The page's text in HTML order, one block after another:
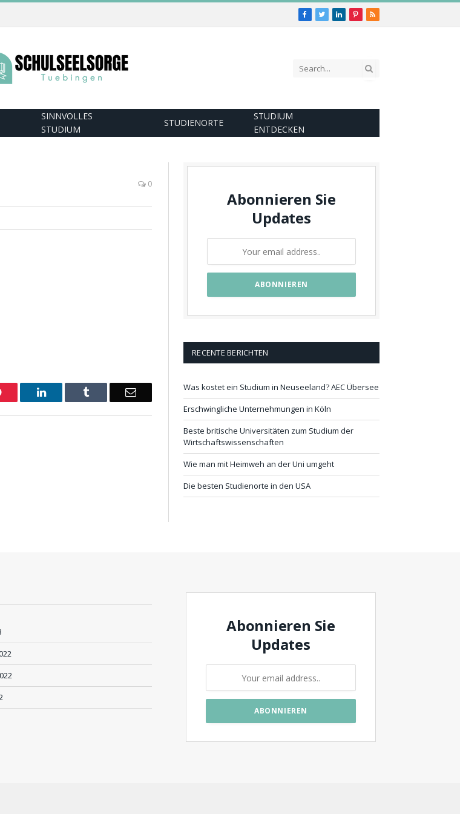
Facebook
TwitterLinkedInPinterest
RSS
SINNVOLLES
STUDIUM
STUDIENORTE
STUDIUM
ENTDECKEN
0
Pinterest LinkedIn Tumblr Email
Abonnieren Sie
Updates
RECENTE BERICHTEN
Was kostet ein Studium in Neuseeland? AEC Übersee
Erschwingliche Unternehmungen in Köln
Beste britische Universitäten zum Studium der
Wirtschaftswissenschaften
Wie man mit Heimweh an der Uni umgeht
Die besten Studienorte in den USA
Abonnieren Sie
Updates